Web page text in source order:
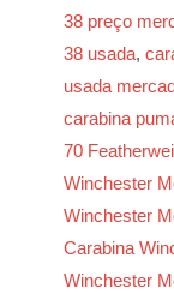
38 preço
38 usada,
usada
carabina
70
Winchester
Winchester
Carabina
Winchester